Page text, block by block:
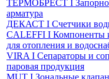
ТЕРМОБРЕСТ І
арматура
ДЕКАСТ І Счетчики
CALEFFI І Компоненты
для отопления и
VIRA І Сепараторы и
паровая продукция
MUT І Зональные